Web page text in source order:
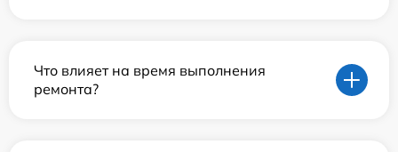
Что влияет на время выполнения
ремонта?